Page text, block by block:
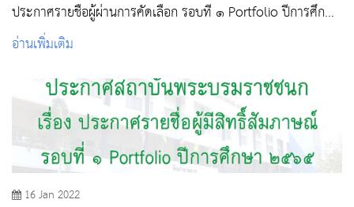
ประกาศรายชื่อผู้ผ่านการคัดเลือก รอบที่ ๑ Portfolio ปีการศึกษา
๒๕๖๕
อ่านเพิ่มเติม
16 Jan 2022